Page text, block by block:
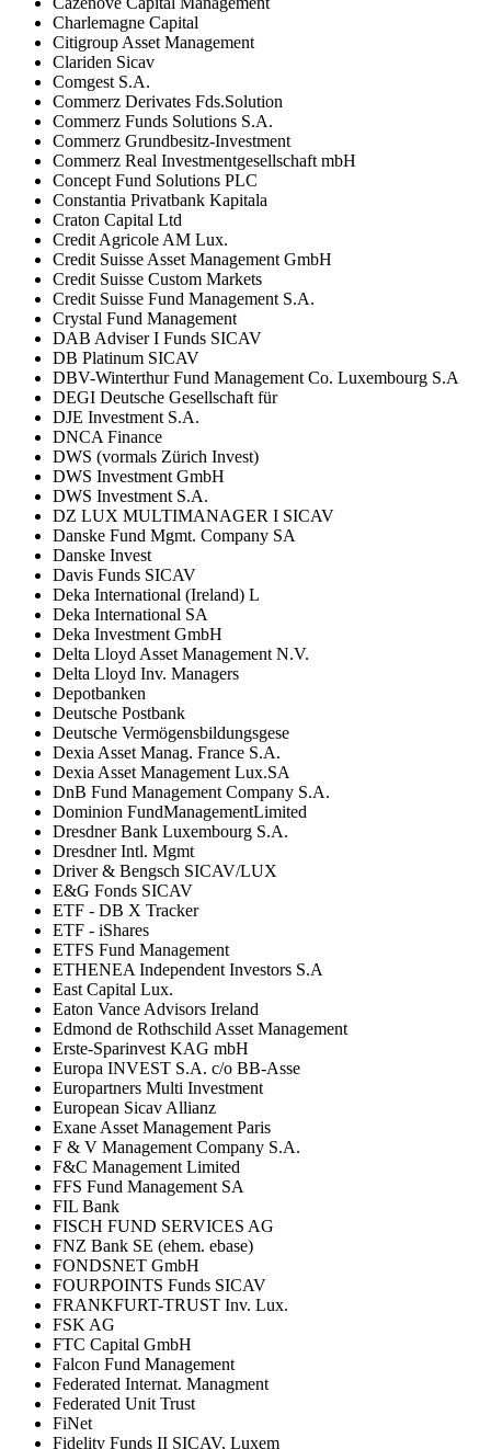
Charlemagne Capital
Citigroup Asset Management
Clariden Sicav
Comgest S.A.
Commerz Derivates Fds.Solution
Commerz Funds Solutions S.A.
Commerz Grundbesitz-Investment
Commerz Real Investmentgesellschaft mbH
Concept Fund Solutions PLC
Constantia Privatbank Kapitala
Craton Capital Ltd
Credit Agricole AM Lux.
Credit Suisse Asset Management GmbH
Credit Suisse Custom Markets
Credit Suisse Fund Management S.A.
Crystal Fund Management
DAB Adviser I Funds SICAV
DB Platinum SICAV
DBV-Winterthur Fund Management Co. Luxembourg S.A
DEGI Deutsche Gesellschaft für
DJE Investment S.A.
DNCA Finance
DWS (vormals Zürich Invest)
DWS Investment GmbH
DWS Investment S.A.
DZ LUX MULTIMANAGER I SICAV
Danske Fund Mgmt. Company SA
Danske Invest
Davis Funds SICAV
Deka International (Ireland) L
Deka International SA
Deka Investment GmbH
Delta Lloyd Asset Management N.V.
Delta Lloyd Inv. Managers
Depotbanken
Deutsche Postbank
Deutsche Vermögensbildungsgese
Dexia Asset Manag. France S.A.
Dexia Asset Management Lux.SA
DnB Fund Management Company S.A.
Dominion FundManagementLimited
Dresdner Bank Luxembourg S.A.
Dresdner Intl. Mgmt
Driver & Bengsch SICAV/LUX
E&G Fonds SICAV
ETF - DB X Tracker
ETF - iShares
ETFS Fund Management
ETHENEA Independent Investors S.A
East Capital Lux.
Eaton Vance Advisors Ireland
Edmond de Rothschild Asset Management
Erste-Sparinvest KAG mbH
Europa INVEST S.A. c/o BB-Asse
Europartners Multi Investment
European Sicav Allianz
Exane Asset Management Paris
F & V Management Company S.A.
F&C Management Limited
FFS Fund Management SA
FIL Bank
FISCH FUND SERVICES AG
FNZ Bank SE (ehem. ebase)
FONDSNET GmbH
FOURPOINTS Funds SICAV
FRANKFURT-TRUST Inv. Lux.
FSK AG
FTC Capital GmbH
Falcon Fund Management
Federated Internat. Managment
Federated Unit Trust
FiNet
Fidelity Funds II SICAV, Luxem